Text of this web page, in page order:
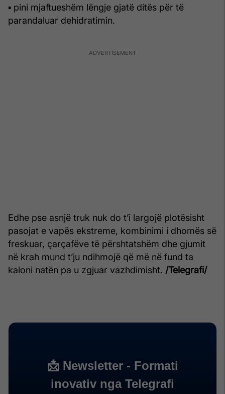
▪ pini mjaftueshëm lëngje gjatë ditës për të
parandaluar dehidratimin.
Edhe pse asnjë truk nuk do t’i largojë plotësisht
pasojat e vapës ekstreme, kombinimi i dhomës së
freskuar, çarçafëve të përshtatshëm dhe gjumit
në krah mund t’ju ndihmojë që më në fund ta
kaloni natën pa u zgjuar vazhdimisht. /Telegrafi/